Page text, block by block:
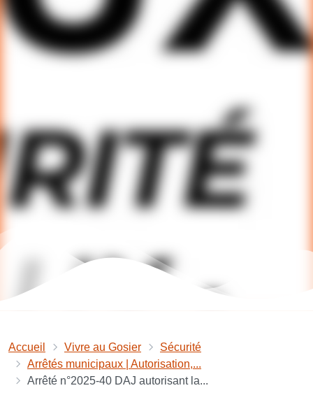
Accueil Vivre au Gosier
Sécurité
Arrêtés municipaux | Autorisation,...
Arrêté n°2025-40 DAJ autorisant la...